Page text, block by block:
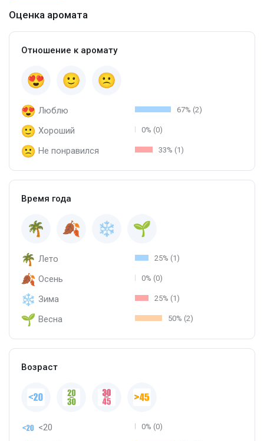
Оценка аромата
Отношение к аромату
Люблю 67% (2)
Хороший 0% (0)
Не понравился 33% (1)
Время года
Лето 25% (1)
Осень 0% (0)
Зима 25% (1)
Весна 50% (2)
Возраст
<20 0% (0)